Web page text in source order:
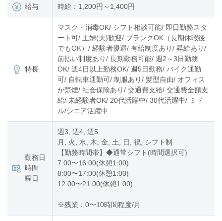
給与 時給：1,200円～1,400円
特長
マスク・消毒OK/ シフト相談可能/ 即日勤務スタ
ート可/ 主婦(夫)歓迎/ ブランクOK（長期休暇後
でもOK）/ 経験者優遇/ 有給制度あり/ 昇給あり/
前払い制度あり/ 長期勤務可能/ 週2～3日勤務
OK/ 週4日以上勤務OK/ 週5日勤務/ バイク通勤
可/ 自転車通勤可/ 制服あり/ 髪型自由/ オフィス
が禁煙/ 社会保険あり/ 交通費支給/ 交通費全額支
給/ 未経験者OK/ 20代活躍中/ 30代活躍中/ ミド
ル/シニア活躍中
勤務日
時間
曜日
週3, 週4, 週5
月, 火, 水, 木, 金, 土, 日, 祝, シフト制
【勤務時間帯】◆通常シフト(時間選択可)
7:00〜16:00(休憩1:00)
8:00〜17:00(休憩1:00)
12:00〜21:00(休憩1:00)
※残業：0〜10時間程度/月